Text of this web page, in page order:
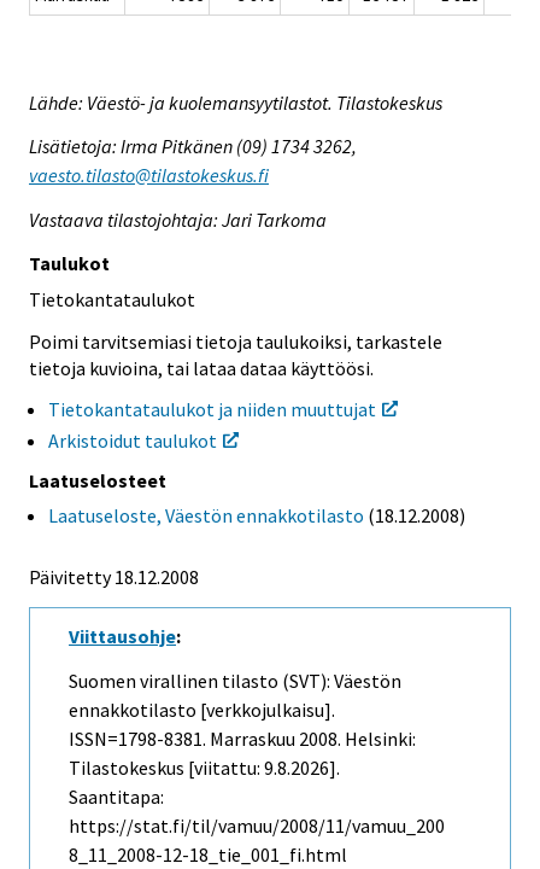
Lähde: Väestö- ja kuolemansyytilastot. Tilastokeskus
Lisätietoja: Irma Pitkänen (09) 1734 3262,
vaesto.tilasto@tilastokeskus.fi
Vastaava tilastojohtaja: Jari Tarkoma
Taulukot
Tietokantataulukot
Poimi tarvitsemiasi tietoja taulukoiksi, tarkastele
tietoja kuvioina, tai lataa dataa käyttöösi.
Tietokantataulukot ja niiden muuttujat
Arkistoidut taulukot
Laatuselosteet
Laatuseloste, Väestön ennakkotilasto (18.12.2008)
Päivitetty 18.12.2008
Viittausohje:
Suomen virallinen tilasto (SVT): Väestön
ennakkotilasto [verkkojulkaisu].
ISSN=1798-8381. Marraskuu 2008. Helsinki:
Tilastokeskus [viitattu: 9.8.2026].
Saantitapa:
https://stat.fi/til/vamuu/2008/11/vamuu_200
8_11_2008-12-18_tie_001_fi.html